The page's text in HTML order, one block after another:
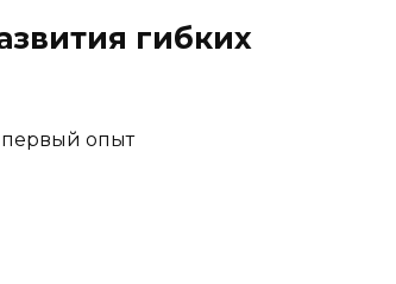
гибких
опыт